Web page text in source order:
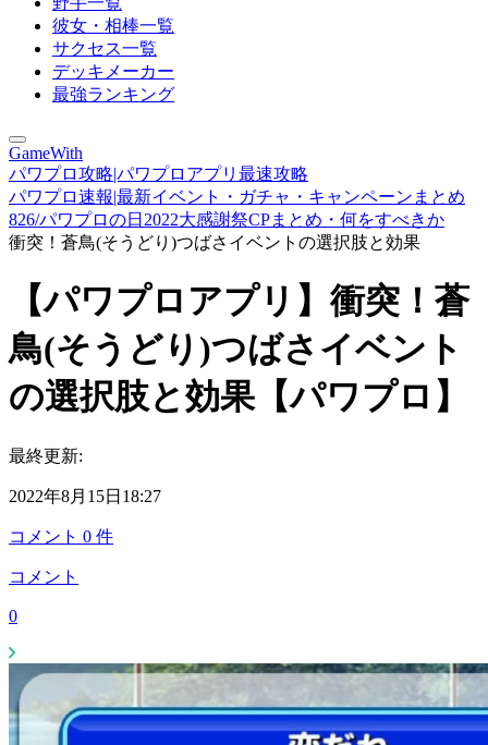
彼女・相棒一覧
サクセス一覧
デッキメーカー
最強ランキング
GameWith
パワプロ攻略|パワプロアプリ最速攻略
パワプロ速報|最新イベント・ガチャ・キャンペーンまとめ
826/パワプロの日2022大感謝祭CPまとめ・何をすべきか
衝突！蒼鳥(そうどり)つばさイベントの選択肢と効果
【パワプロアプリ】衝突！蒼
鳥(そうどり)つばさイベント
の選択肢と効果【パワプロ】
最終更新:
2022年8月15日18:27
コメント 0 件
コメント
0